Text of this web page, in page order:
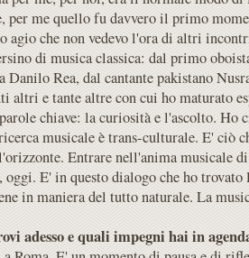
per me quello fu davvero il primo
che non vedevo l'ora di altri
di musica classica: dal primo
Rea, dal cantante pakistano
altri e tante altre con cui ho maturato
chiave: la curiosità e l'ascolto.
musicale è trans-culturale. E' ciò
Entrare nell'anima musicale
E' in questo dialogo che ho trovato
in maniera del tutto naturale. La
adesso e quali impegni hai in